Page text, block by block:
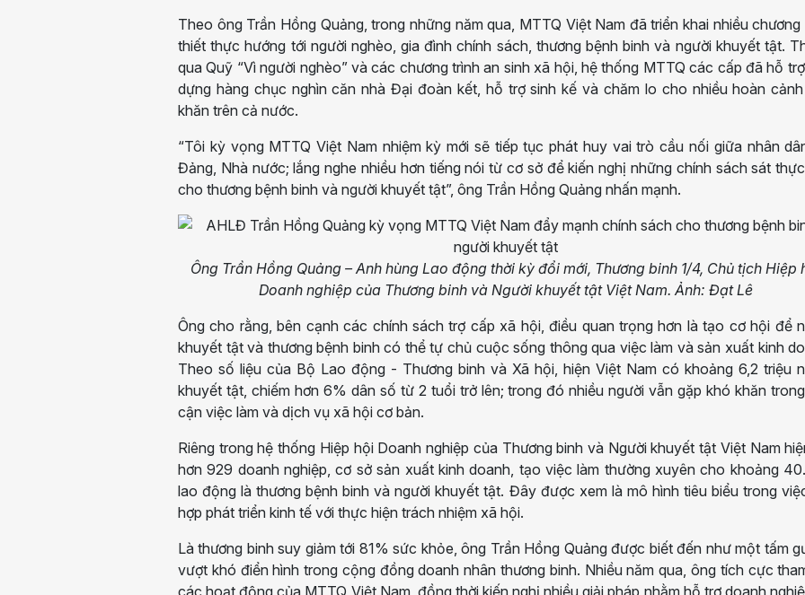
Theo ông Trần Hồng Quảng, trong những năm qua, MTTQ Việt Nam đã triển khai nhiều chương
thiết thực hướng tới người nghèo, gia đình chính sách, thương bệnh binh và người khuyết tật.
qua Quỹ “Vì người nghèo” và các chương trình an sinh xã hội, hệ thống MTTQ các cấp đã hỗ
dựng hàng chục nghìn căn nhà Đại đoàn kết, hỗ trợ sinh kế và chăm lo cho nhiều hoàn
khăn trên cả nước.
“Tôi kỳ vọng MTTQ Việt Nam nhiệm kỳ mới sẽ tiếp tục phát huy vai trò cầu nối giữa nhân
Đảng, Nhà nước; lắng nghe nhiều hơn tiếng nói từ cơ sở để kiến nghị những chính sách sát
cho thương bệnh binh và người khuyết tật”, ông Trần Hồng Quảng nhấn mạnh.
Ông Trần Hồng Quảng – Anh hùng Lao động thời kỳ đổi mới, Thương binh 1/4, Chủ tịch Hiệp
Doanh nghiệp của Thương binh và Người khuyết tật Việt Nam. Ảnh: Đạt Lê
Ông cho rằng, bên cạnh các chính sách trợ cấp xã hội, điều quan trọng hơn là tạo cơ hội để
khuyết tật và thương bệnh binh có thể tự chủ cuộc sống thông qua việc làm và sản xuất kinh
Theo số liệu của Bộ Lao động - Thương binh và Xã hội, hiện Việt Nam có khoảng 6,2 triệu
khuyết tật, chiếm hơn 6% dân số từ 2 tuổi trở lên; trong đó nhiều người vẫn gặp khó khăn
cận việc làm và dịch vụ xã hội cơ bản.
Riêng trong hệ thống Hiệp hội Doanh nghiệp của Thương binh và Người khuyết tật Việt Nam
hơn 929 doanh nghiệp, cơ sở sản xuất kinh doanh, tạo việc làm thường xuyên cho khoảng
lao động là thương bệnh binh và người khuyết tật. Đây được xem là mô hình tiêu biểu trong
hợp phát triển kinh tế với thực hiện trách nhiệm xã hội.
Là thương binh suy giảm tới 81% sức khỏe, ông Trần Hồng Quảng được biết đến như một tấm
vượt khó điển hình trong cộng đồng doanh nhân thương binh. Nhiều năm qua, ông tích cực